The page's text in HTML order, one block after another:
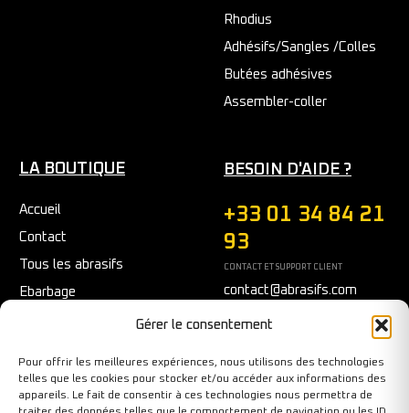
Gérer le consentement
Pour offrir les meilleures expériences, nous utilisons des technologies
telles que les cookies pour stocker et/ou accéder aux informations des
appareils. Le fait de consentir à ces technologies nous permettra de
Rhodius
Adhésifs/Sangles /Colles
Butées adhésives
Assembler-coller
LA BOUTIQUE
Accueil
Contact
Tous les abrasifs
Ebarbage
Nettoyage
Outils diamantés
BESOIN D'AIDE ?
+33 01 34 84 21
93
CONTACT ET SUPPORT CLIENT
contact@abrasifs.com
Du Lundi au Vendredi